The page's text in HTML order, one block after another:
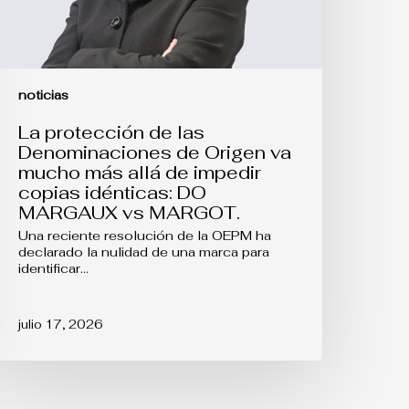
noticias
La protección de las
Denominaciones de Origen va
mucho más allá de impedir
copias idénticas: DO
MARGAUX vs MARGOT.
Una reciente resolución de la OEPM ha
declarado la nulidad de una marca para
identificar…
julio 17, 2026